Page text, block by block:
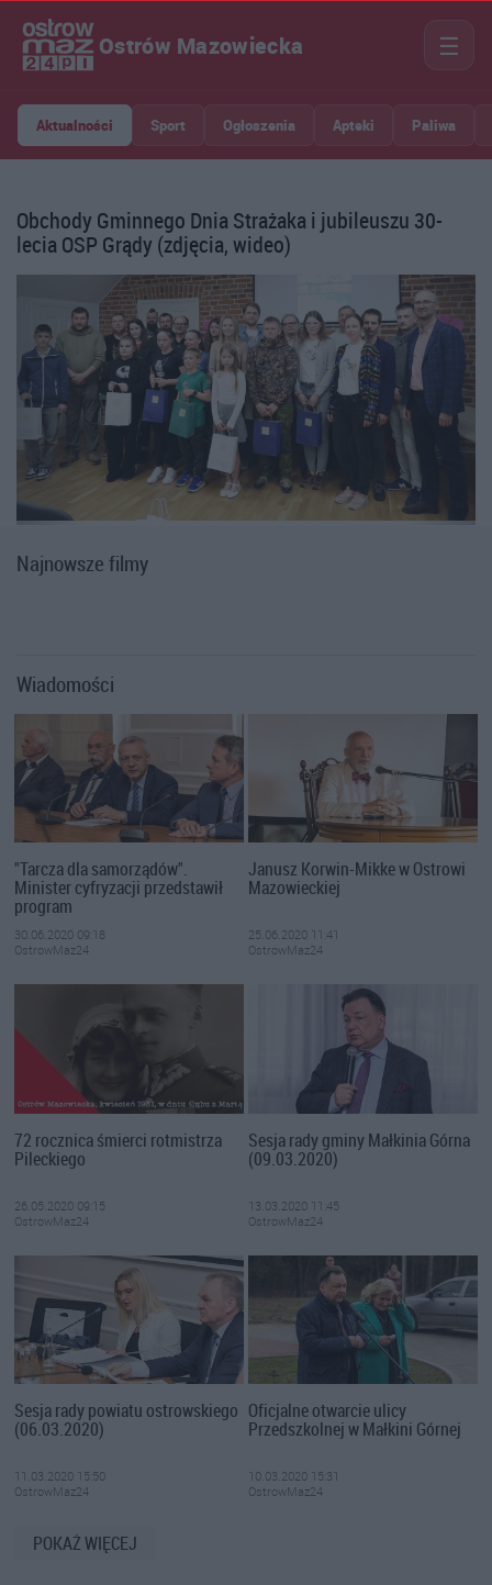
Ostrów Mazowiecka ☰
Aktualności Sport Ogłoszenia Apteki Paliwa
Obchody Gminnego Dnia Strażaka i jubileuszu 30-
lecia OSP Grądy (zdjęcia, wideo)
Najnowsze filmy
Wiadomości
"Tarcza dla samorządów".
Minister cyfryzacji przedstawił
program
30.06.2020 09:18
OstrowMaz24
Janusz Korwin-Mikke w Ostrowi
Mazowieckiej
25.06.2020 11:41
OstrowMaz24
72 rocznica śmierci rotmistrza
Pileckiego
26.05.2020 09:15
OstrowMaz24
Sesja rady gminy Małkinia Górna
(09.03.2020)
13.03.2020 11:45
OstrowMaz24
Sesja rady powiatu ostrowskiego
(06.03.2020)
11.03.2020 15:50
OstrowMaz24
Oficjalne otwarcie ulicy
Przedszkolnej w Małkini Górnej
10.03.2020 15:31
OstrowMaz24
POKAŻ WIĘCEJ